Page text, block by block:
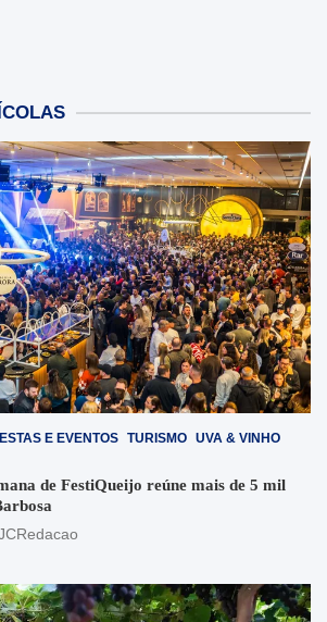
E EVENTOS TURISMO UVA & VINHO
de FestiQueijo reúne mais de 5 mil